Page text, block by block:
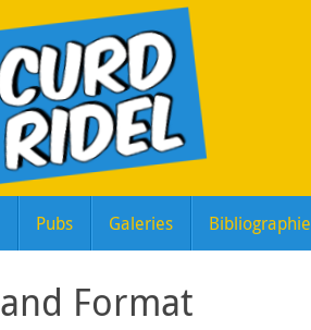
Pubs Galeries Bibliographie
Format